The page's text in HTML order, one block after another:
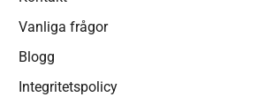
Vanliga frågor
Blogg
Integritetspolicy